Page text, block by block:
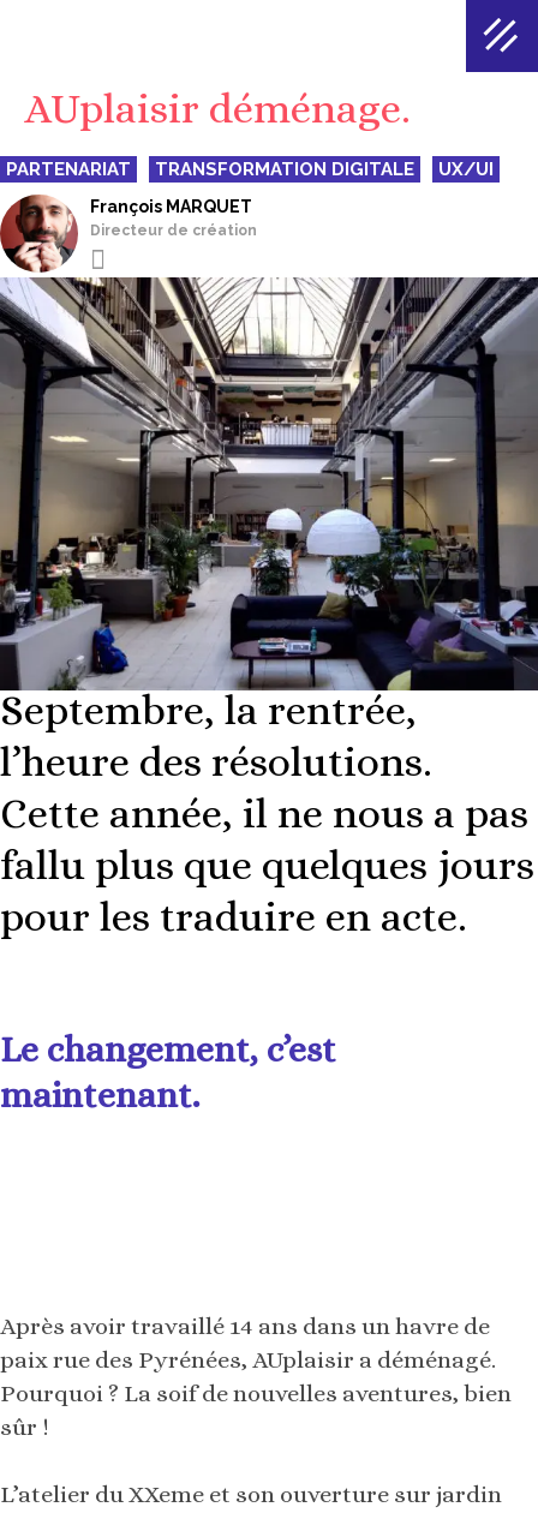
AUplaisir déménage.
PARTENARIAT TRANSFORMATION DIGITALE UX/UI
François MARQUET
Directeur de création
Septembre, la rentrée,
l’heure des résolutions.
Cette année, il ne nous a pas
fallu plus que quelques jours
pour les traduire en acte.
Le changement, c’est
maintenant.
Après avoir travaillé 14 ans dans un havre de
paix rue des Pyrénées, AUplaisir a déménagé.
Pourquoi ? La soif de nouvelles aventures, bien
sûr !
L’atelier du XXeme et son ouverture sur jardin